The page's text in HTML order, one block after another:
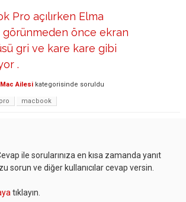
Pro açılırken Elma
görünmeden önce ekran
gri ve kare kare gibi
.
Mac Ailesi kategorisinde soruldu
macbook
ile sorularınıza en kısa zamanda yanıt
sorun ve diğer kullanıcılar cevap versin.
tıklayın.